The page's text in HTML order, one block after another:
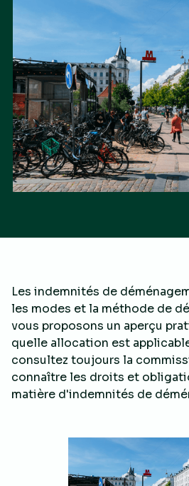
Les indemnités de
les modes et la méthode de
vous proposons un aperçu
quelle allocation est
consultez toujours la
connaître les droits et
matière d'indemnités de